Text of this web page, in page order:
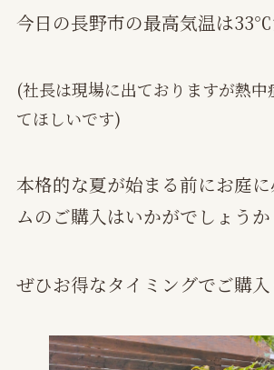
今日の長野市の最高気温は33℃
(社長は現場に出ておりますが熱中
てほしいです)
本格的な夏が始まる前にお庭
ムのご購入はいかがでしょうか
ぜひお得なタイミングでご購入